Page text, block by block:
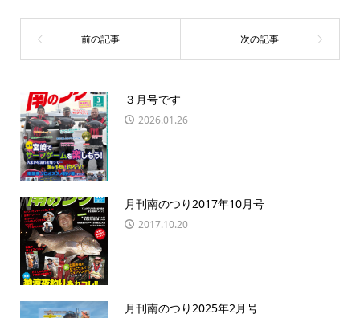
３月号です
2026.01.26
月刊南のつり2017年10月号
2017.10.20
月刊南のつり2025年2月号